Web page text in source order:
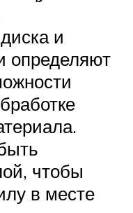
и
определяют
чтобы
в месте